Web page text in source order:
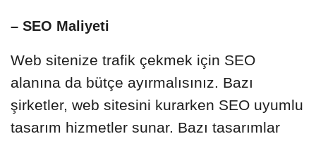
– SEO Maliyeti
Web sitenize trafik çekmek için SEO
alanına da bütçe ayırmalısınız. Bazı
şirketler, web sitesini kurarken SEO uyumlu
tasarım hizmetler sunar. Bazı tasarımlar